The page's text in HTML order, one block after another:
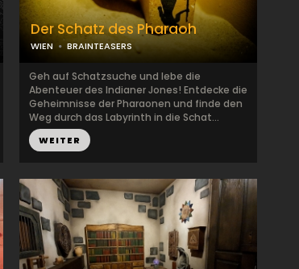
Der Schatz des Pharaoh
WIEN BRAINTEASERS
Geh auf Schatzsuche und lebe die
Abenteuer des Indianer Jones! Entdecke die
Geheimnisse der Pharaonen und finde den
Weg durch das Labyrinth in die Schat...
WEITER